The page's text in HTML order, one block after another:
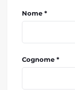
Nome *
Cognome *